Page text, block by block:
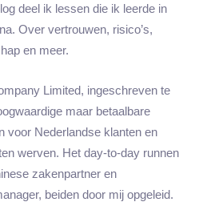
deel ik lessen die ik leerde in
Over vertrouwen, risico’s,
en meer.
Limited, ingeschreven te
maar betaalbare
voor Nederlandse klanten en
werven. Het day-to-day runnen
zakenpartner en
beiden door mij opgeleid.